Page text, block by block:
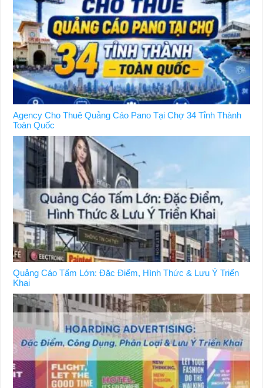
Agency Cho Thuê Quảng Cáo Pano Tại Chợ 34 Tỉnh Thành
Toàn Quốc
Quảng Cáo Tấm Lớn: Đặc Điểm, Hình Thức & Lưu Ý Triển
Khai